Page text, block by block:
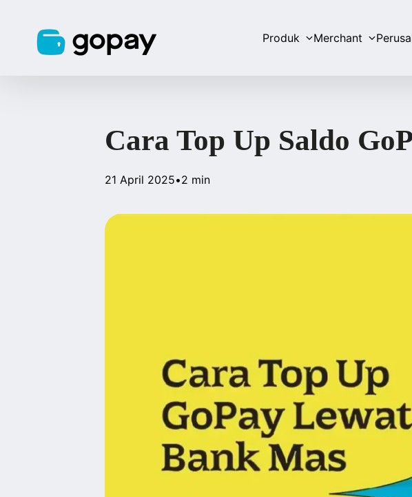
Produk Merchant
Cara Top Up Saldo
21 April 2025•2 min